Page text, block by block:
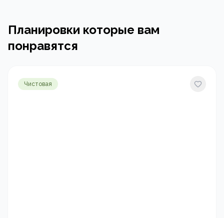
Планировки которые вам
понравятся
Чистовая